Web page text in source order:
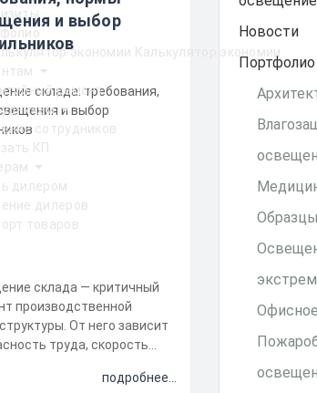
Калькулятор экономии
ремонт
сотрудников
КП
дилером
дилеров
товаров
и выбор
склада — критичный
производственной
От него зависит
труда, скорость
подробнее...
Новости
Портфолио